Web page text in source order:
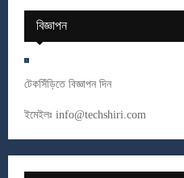
বিজ্ঞাপন
টেকসিঁড়িতে বিজ্ঞাপন দিন
ইমেইলঃ info@techshiri.com